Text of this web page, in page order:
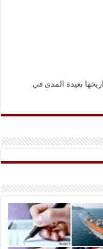
بعيدة المدى في